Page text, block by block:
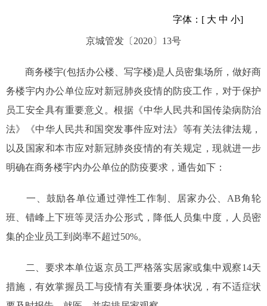
字体：[ 大 中 小]
京城管发〔2020〕13号
商务楼宇(包括办公楼、写字楼)是人员密集场所，做好商
务楼宇内办公单位应对新冠肺炎疫情的防疫工作，对于保护
员工安全具有重要意义。根据《中华人民共和国传染病防治
法》《中华人民共和国突发事件应对法》等有关法律法规，
以及国家和本市应对新冠肺炎疫情的有关规定，现就进一步
明确在商务楼宇内办公单位的防疫要求，通告如下：
一、鼓励各单位通过弹性工作制、居家办公、AB角轮
班、错峰上下班等灵活办公形式，降低人员集中度，人员密
集的企业员工到岗率不超过50%。
二、要求本单位返京员工严格落实居家或集中观察14天
措施，有效掌握员工与疫情有关重要身体状况，有不适症状